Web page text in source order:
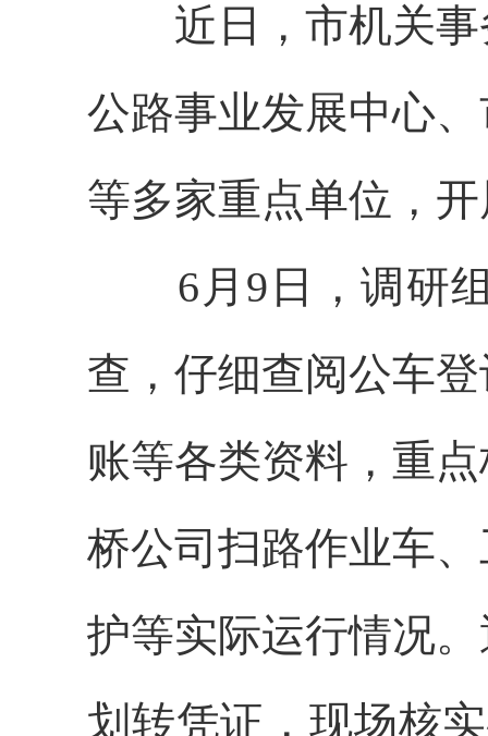
近日，市机关事
公路事业发展中心
等多家重点单位，
6月9日，调研组
查，仔细查阅公车
账等各类资料，重
桥公司扫路作业车
护等实际运行情况
划转凭证，现场核